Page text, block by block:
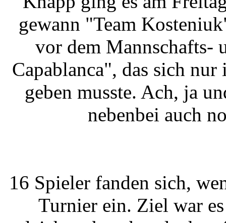
gewann "Team
vor dem Mannschafts-
Capablanca", das sich
geben musste. Ach, ja
nebenbei auch
16 Spieler fanden sich,
Turnier ein. Ziel war